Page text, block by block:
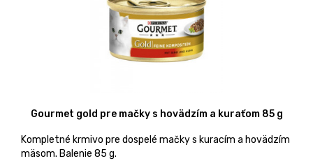
Gourmet gold pre mačky s hovädzím a kuraťom 85 g
Kompletné krmivo pre dospelé mačky s kuracím a hovädzím
mäsom. Balenie 85 g.